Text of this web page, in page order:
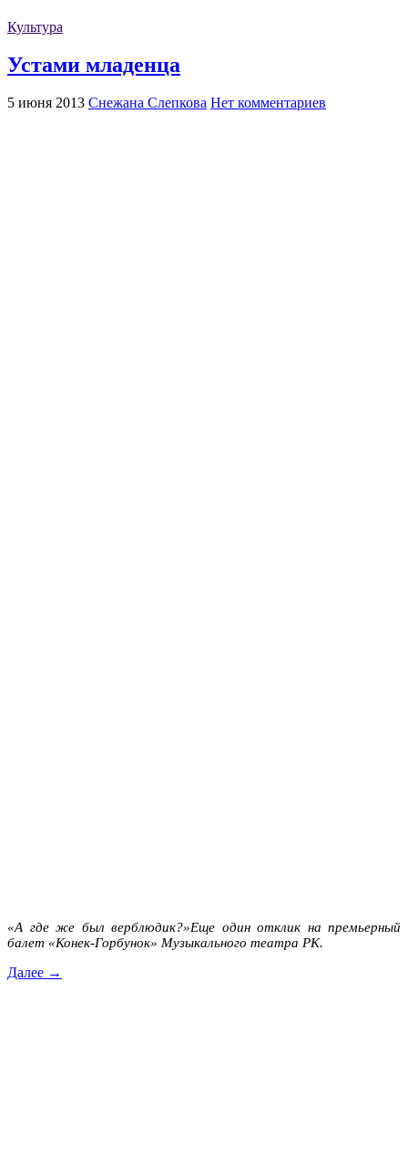
Культура
Устами младенца
5 июня 2013 Снежана Слепкова Нет комментариев
«А где же был верблюдик?»Еще один отклик на премьерный
балет «Конек-Горбунок» Музыкального театра РК.
Далее →